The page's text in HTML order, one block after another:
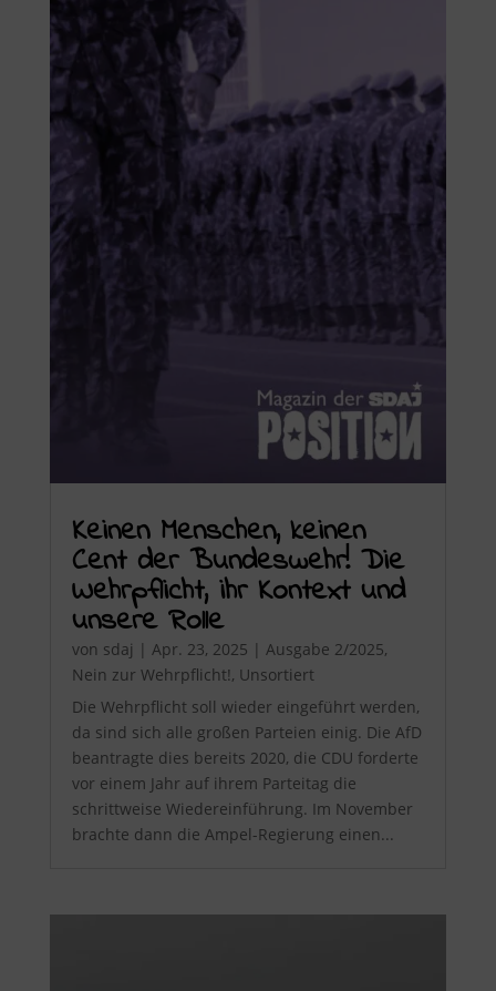
Keinen Menschen, keinen
Cent der Bundeswehr! Die
Wehrpflicht, ihr Kontext und
unsere Rolle
von sdaj | Apr. 23, 2025 | Ausgabe 2/2025,
Nein zur Wehrpflicht!, Unsortiert
Die Wehrpflicht soll wieder eingeführt werden,
da sind sich alle großen Parteien einig. Die AfD
beantragte dies bereits 2020, die CDU forderte
vor einem Jahr auf ihrem Parteitag die
schrittweise Wiedereinführung. Im November
brachte dann die Ampel-Regierung einen...